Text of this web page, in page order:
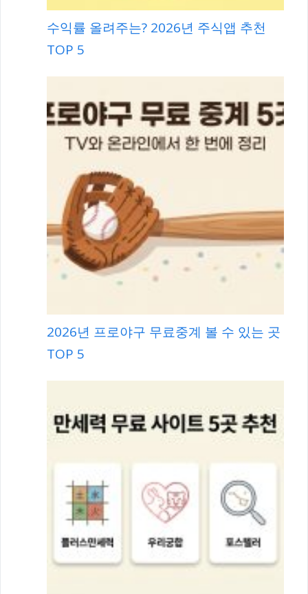
수익률 올려주는? 2026년 주식앱 추천
TOP 5
2026년 프로야구 무료중계 볼 수 있는 곳
TOP 5